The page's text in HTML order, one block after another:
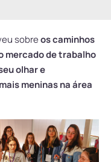
sobreos caminhos
mercado de trabalho
olhar e
meninas na área